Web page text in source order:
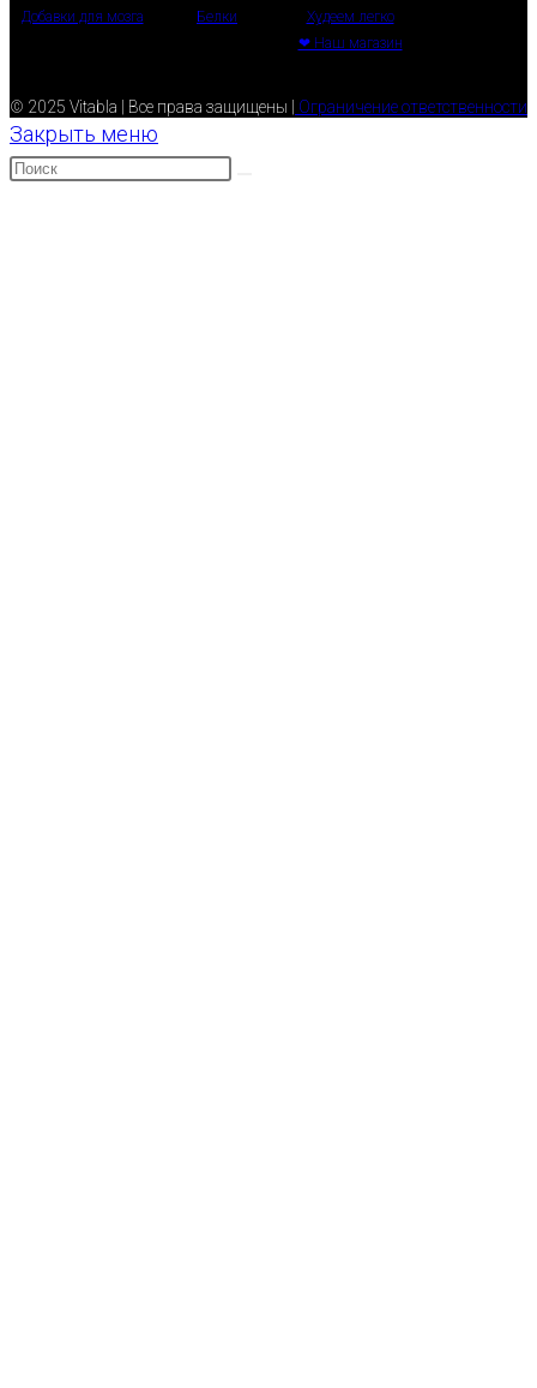
Добавки для мозга
Белки
Худеем легко
❤ Наш магазин
© 2025 Vitabla | Все права защищены | Ограничение ответственности
Закрыть меню